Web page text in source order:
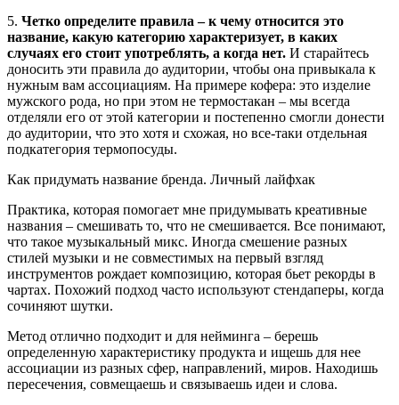
5. Четко определите правила – к чему относится это
название, какую категорию характеризует, в каких
случаях его стоит употреблять, а когда нет. И старайтесь
доносить эти правила до аудитории, чтобы она привыкала к
нужным вам ассоциациям. На примере кофера: это изделие
мужского рода, но при этом не термостакан – мы всегда
отделяли его от этой категории и постепенно смогли донести
до аудитории, что это хотя и схожая, но все-таки отдельная
подкатегория термопосуды.
Как придумать название бренда. Личный лайфхак
Практика, которая помогает мне придумывать креативные
названия – смешивать то, что не смешивается. Все понимают,
что такое музыкальный микс. Иногда смешение разных
стилей музыки и не совместимых на первый взгляд
инструментов рождает композицию, которая бьет рекорды в
чартах. Похожий подход часто используют стендаперы, когда
сочиняют шутки.
Метод отлично подходит и для нейминга – берешь
определенную характеристику продукта и ищешь для нее
ассоциации из разных сфер, направлений, миров. Находишь
пересечения, совмещаешь и связываешь идеи и слова.